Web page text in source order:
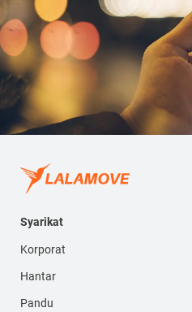
Syarikat
Korporat
Hantar
Pandu